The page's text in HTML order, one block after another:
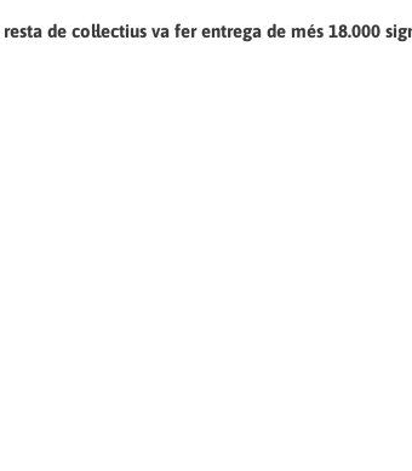
de col·lectius va fer entrega de més 18.000